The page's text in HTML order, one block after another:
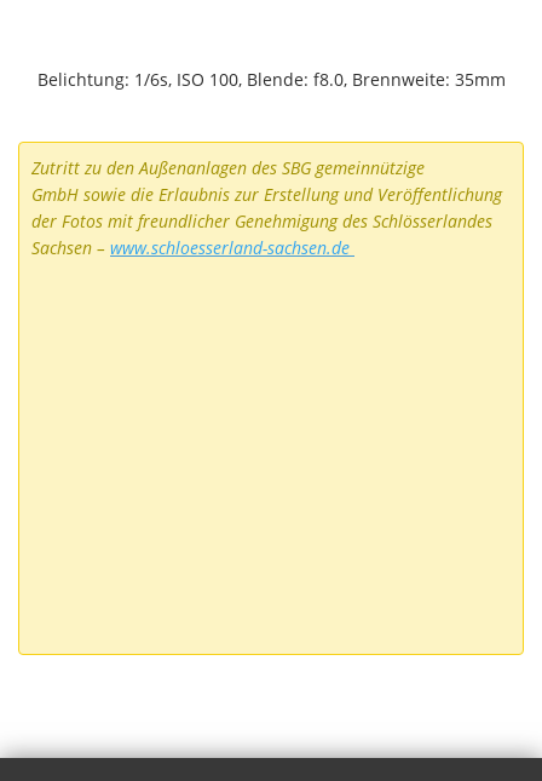
Belichtung: 1/6s, ISO 100, Blende: f8.0, Brennweite: 35mm
Zutritt zu den Außenanlagen des SBG gemeinnützige
GmbH sowie die Erlaubnis zur Erstellung und Veröffentlichung
der Fotos mit freundlicher Genehmigung des Schlösserlandes
Sachsen – www.schloesserland-sachsen.de